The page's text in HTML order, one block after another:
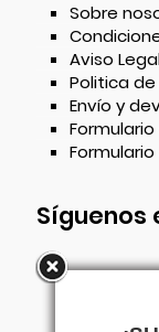
Sobre
Aviso
Politica de
Envío y
Síguenos